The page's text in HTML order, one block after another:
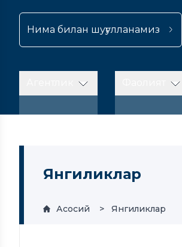
Нима билан шуғулланамиз
Янгиликлар
Асосий Янгиликлар